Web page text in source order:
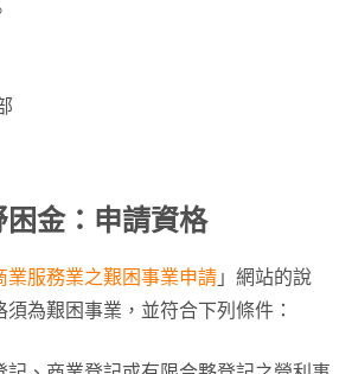
金：申請資格
業服務業之艱困事業申請 」網站的說
為艱困事業，並符合下列條件：